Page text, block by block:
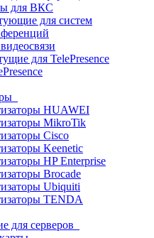
для ВКС
для систем
для TelePresence
HUAWEI
MikroTik
Cisco
Keenetic
HP Enterprise
Brocade
Ubiquiti
TENDA
для серверов